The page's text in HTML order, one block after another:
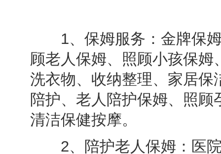
1、保姆服务：金牌保姆
顾老人保姆、照顾小孩保
洗衣物、收纳整理、家居
陪护、老人陪护保姆、照
清洁保健按摩。
2、陪护老人保姆：医院